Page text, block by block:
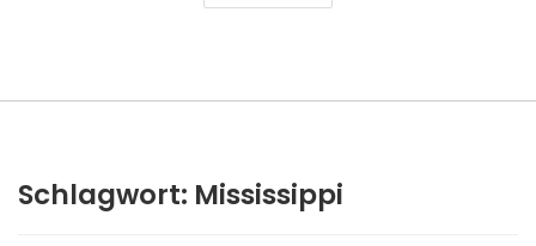
Schlagwort: Mississippi